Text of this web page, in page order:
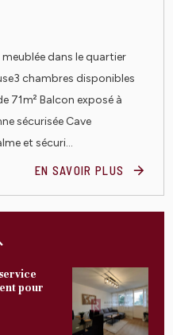
dans le quartier
chambres disponibles
71m² Balcon exposé à
sécurisée Cave
et sécuri...
EN SAVOIR PLUS
pour